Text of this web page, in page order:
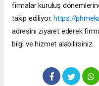
firmalar kuruluş
takip ediliyor. https://
adresini ziyaret ederek
bilgi ve hizmet alabilirsiniz.